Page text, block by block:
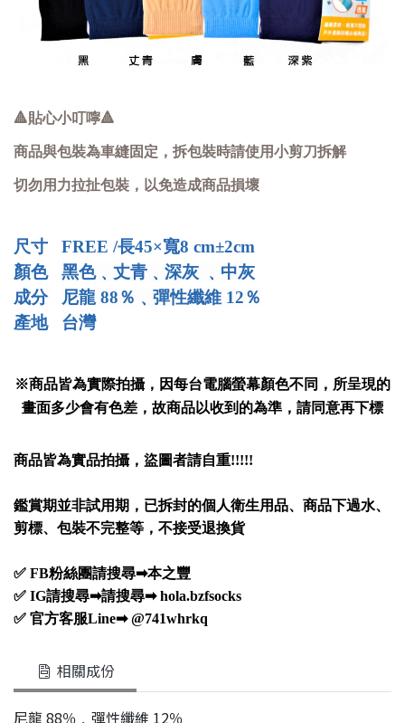
🔺貼心小叮嚀🔺
商品與包裝為車縫固定，拆包裝時請使用小剪刀拆解
切勿用力拉扯包裝，以免造成商品損壞
尺寸 FREE /長45×寬8 cm±2cm
顏色 黑色﹑丈青 ﹑深灰 ﹑中灰
成分 尼龍 88％ ﹑彈性纖維 12％
產地 台灣
※商品皆為實際拍攝，因每台電腦螢幕顏色不同，所呈現的
畫面多少會有色差，故商品以收到的為準，請同意再下標
商品皆為實品拍攝，盜圖者請自重!!!!!
鑑賞期並非試用期，已拆封的個人衛生用品、商品下過水、
剪標、包裝不完整等，不接受退換貨
✅ FB粉絲團請搜尋➡本之豐
✅ IG請搜尋➡請搜尋➡ hola.bzfsocks
✅ 官方客服Line➡ @741whrkq
相關成份
尼龍 88％﹑彈性纖維 12％